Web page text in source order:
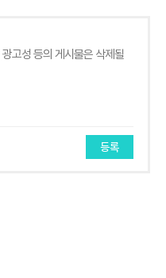
등록